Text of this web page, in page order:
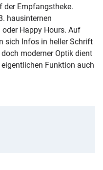
der Empfangstheke.
hausinternen
Happy Hours. Auf
sich Infos in heller Schrift
moderner Optik dient
Funktion auch